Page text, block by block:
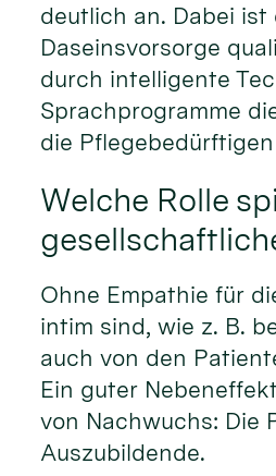
deutlich an. Dabei
Daseinsvorsorge
durch intelligente
Sprachprogramme
die
Welche Rolle
Ohne Empathie für
intim sind, wie z. B.
auch von den
Ein guter
von Nachwuchs: Die
Auszubildende.